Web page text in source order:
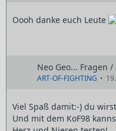
Oooh danke euch Leute
Neo Geo... Fragen
ART-OF-FIGHTING
Viel Spaß damit:-) du
Und mit dem KoF98